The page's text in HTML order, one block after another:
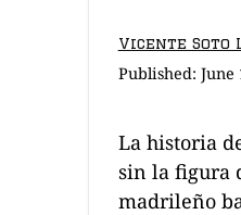
Vicente Soto
Published: June
La historia
sin la figura
madrileño